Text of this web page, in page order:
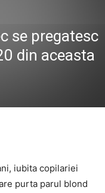
se pregatesc
din aceasta
iubita copilariei
purta parul blond